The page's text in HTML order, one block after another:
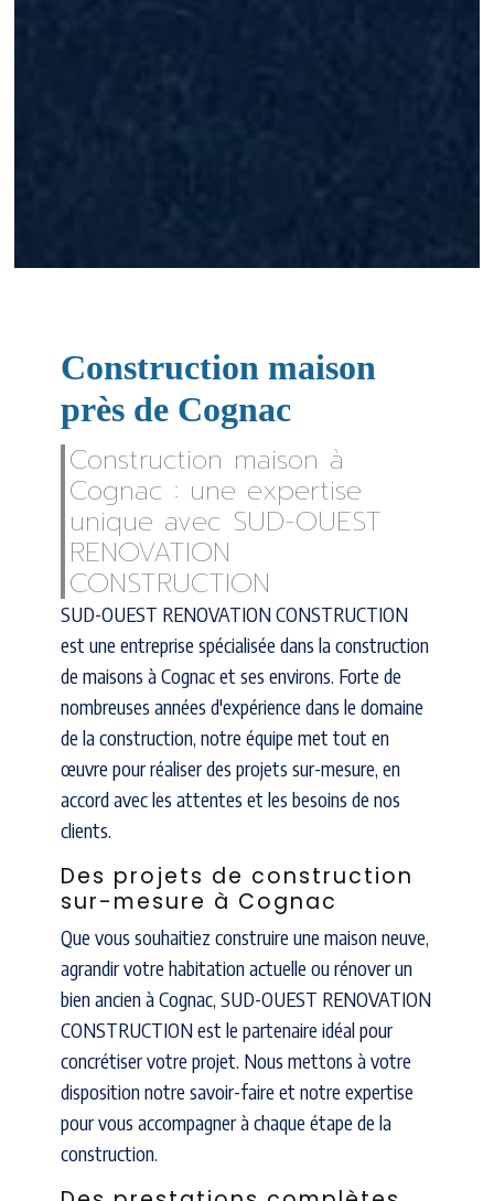
Construction maison
près de Cognac
Construction maison à
Cognac : une expertise
unique avec SUD-OUEST
RENOVATION
CONSTRUCTION
SUD-OUEST RENOVATION CONSTRUCTION
est une entreprise spécialisée dans la construction
de maisons à Cognac et ses environs. Forte de
nombreuses années d'expérience dans le domaine
de la construction, notre équipe met tout en
œuvre pour réaliser des projets sur-mesure, en
accord avec les attentes et les besoins de nos
clients.
Des projets de construction
sur-mesure à Cognac
Que vous souhaitiez construire une maison neuve,
agrandir votre habitation actuelle ou rénover un
bien ancien à Cognac, SUD-OUEST RENOVATION
CONSTRUCTION est le partenaire idéal pour
concrétiser votre projet. Nous mettons à votre
disposition notre savoir-faire et notre expertise
pour vous accompagner à chaque étape de la
construction.